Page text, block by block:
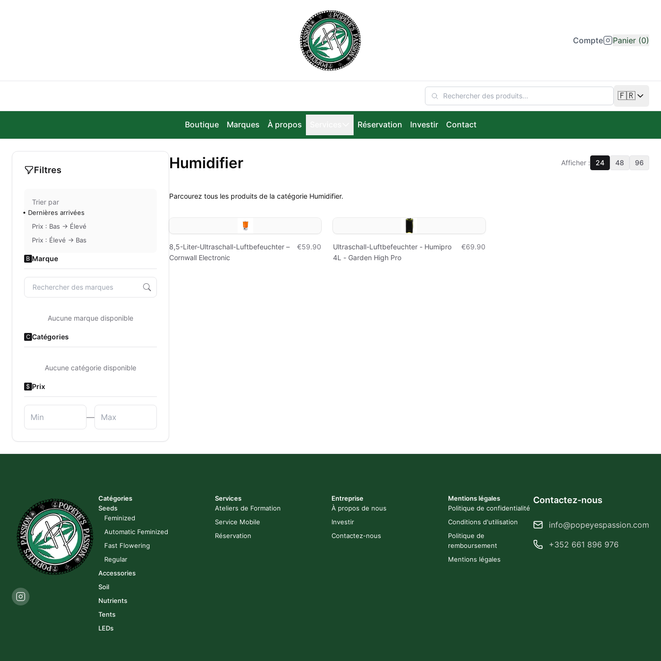
Compte Panier (0)
🇫🇷
Changer
Boutique Marques À propos Réservation Investir Contact
Filtres
Trier par
Dernières arrivées
Prix : Bas → Élevé
Prix : Élevé → Bas
B Marque
Aucune marque disponible
C Catégories
Aucune catégorie disponible
$ Prix
—
Humidifier Afficher : 24 48 96
Parcourez tous les produits de la catégorie Humidifier.
8,5-Liter-Ultraschall-Luftbefeuchter –
Cornwall Electronic
€59.90
Ultraschall-Luftbefeuchter - Humipro
4L - Garden High Pro
€69.90
Catégories
Seeds
Feminized
Automatic Feminized
Fast Flowering
Regular
Accessories
Soil
Nutrients
Tents
LEDs
Services
Ateliers de Formation
Service Mobile
Réservation
Entreprise
À propos de nous
Investir
Contactez-nous
Mentions légales
Politique de confidentialité
Conditions d'utilisation
Politique de
remboursement
Mentions légales
Contactez-nous
info@popeyespassion.com
+352 661 896 976